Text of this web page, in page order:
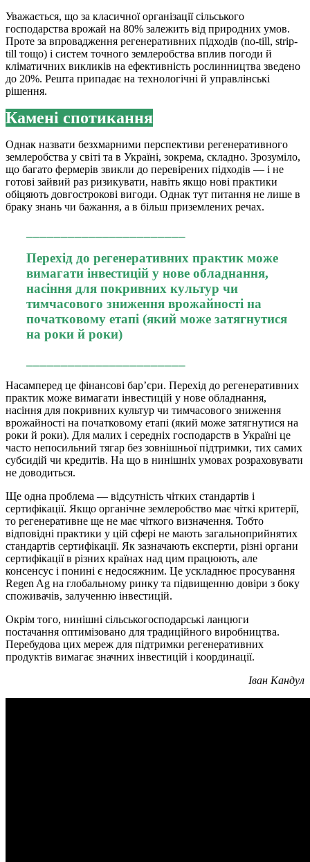
Уважається, що за класичної організації сільського
господарства врожай на 80% залежить від природних умов.
Проте за впровадження регенеративних підходів (no-till, strip-
till тощо) і систем точного землеробства вплив погоди й
кліматичних викликів на ефективність рослинництва зведено
до 20%. Решта припадає на технологічні й управлінські
рішення.
Камені спотикання
Однак назвати безхмарними перспективи регенеративного
землеробства у світі та в Україні, зокрема, складно. Зрозуміло,
що багато фермерів звикли до перевірених підходів — і не
готові зайвий раз ризикувати, навіть якщо нові практики
обіцяють довгострокові вигоди. Однак тут питання не лише в
браку знань чи бажання, а в більш приземлених речах.
Перехід до регенеративних практик може
вимагати інвестицій у нове обладнання,
насіння для покривних культур чи
тимчасового зниження врожайності на
початковому етапі (який може затягнутися
на роки й роки)
Насамперед це фінансові бар’єри. Перехід до регенеративних
практик може вимагати інвестицій у нове обладнання,
насіння для покривних культур чи тимчасового зниження
врожайності на початковому етапі (який може затягнутися на
роки й роки). Для малих і середніх господарств в Україні це
часто непосильний тягар без зовнішньої підтримки, тих самих
субсидій чи кредитів. На що в нинішніх умовах розраховувати
не доводиться.
Ще одна проблема — відсутність чітких стандартів і
сертифікації. Якщо органічне землеробство має чіткі критерії,
то регенеративне ще не має чіткого визначення. Тобто
відповідні практики у цій сфері не мають загальноприйнятих
стандартів сертифікації. Як зазначають експерти, різні органи
сертифікації в різних країнах над цим працюють, але
консенсус і понині є недосяжним. Це ускладнює просування
Regen Ag на глобальному ринку та підвищенню довіри з боку
споживачів, залученню інвестицій.
Окрім того, нинішні сільськогосподарські ланцюги
постачання оптимізовано для традиційного виробництва.
Перебудова цих мереж для підтримки регенеративних
продуктів вимагає значних інвестицій і координації.
Іван Кандул